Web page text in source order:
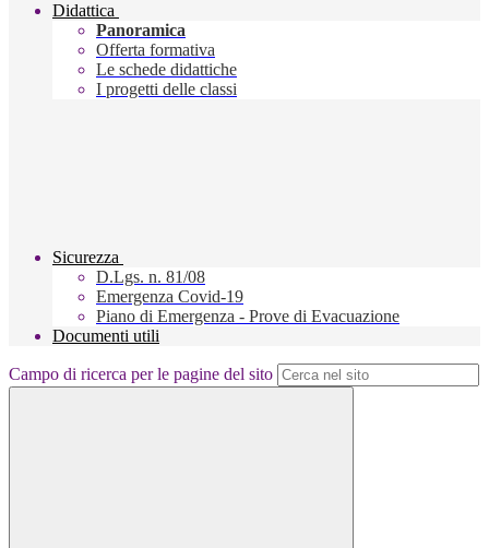
Didattica
Panoramica
Offerta formativa
Le schede didattiche
I progetti delle classi
Sicurezza
D.Lgs. n. 81/08
Emergenza Covid-19
Piano di Emergenza - Prove di Evacuazione
Documenti utili
Campo di ricerca per le pagine del sito